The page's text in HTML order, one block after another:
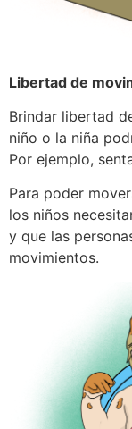
Libertad de
Brindar libertad
niño o la niña
Por ejemplo,
Para poder
los niños
y que las
movimientos.